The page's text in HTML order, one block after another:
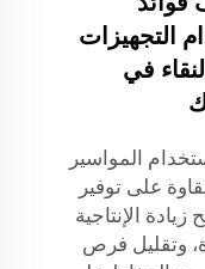
التجهيزات
في
المواسير
على توفير
زيادة الإنتاجية
وتقليل فرص